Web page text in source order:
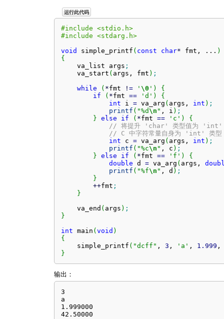
运行此代码
#include <stdio.h>
#include <stdarg.h>
void
simple_printf ( const char* fmt, ... )
{
    va_list args
;
    va_start
( args, fmt ) ;
while
( *fmt ! = ' \0 ' )
{
if
( *fmt == 'd' )
{
int i = va_arg ( args, int ) ;
printf ( "%d\n " , i ) ;
} else if ( *fmt == 'c' )
{
// 将提升 'char' 类型值为 'int'
// C 中字符常量自身为 'int' 类型
int c = va_arg ( args, int ) ;
printf ( "%c\n " , c ) ;
} else if ( *fmt == 'f' )
{
double d = va_arg ( args,
printf ( "%f\n " , d ) ;
}
++fmt ;
}
    va_end
( args ) ;
}
int main ( void )
{
    simple_printf
( "dcff" , 3 , 'a' , 1.999
}
输出：
3
a
1.999000
42.50000